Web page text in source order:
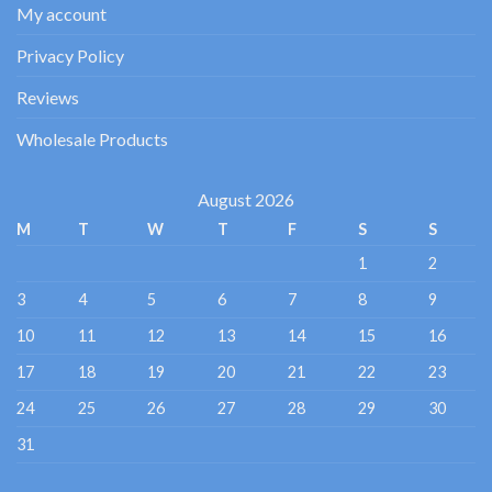
My account
Privacy Policy
Reviews
Wholesale Products
August 2026
M T W T F S
S
1
2
3
4 5 6 7 8
9
10
11 12 13 14 15
16
17
18 19 20 21 22
23
24
25 26 27 28 29
30
31